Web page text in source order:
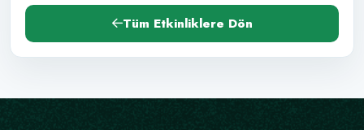
Tüm Etkinliklere Dön